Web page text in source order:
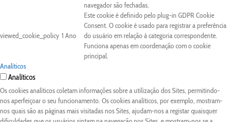
navegador são fechadas.
viewed_cookie_policy 1 Ano
Este cookie é definido pelo plug-in GDPR Cookie
Consent. O cookie é usado para registrar a preferência
do usuário em relação à categoria correspondente.
Funciona apenas em coordenação com o cookie
principal.
Analíticos
Analíticos
Os cookies analíticos coletam informações sobre a utilização dos Sites, permitindo-
nos aperfeiçoar o seu funcionamento. Os cookies analíticos, por exemplo, mostram-
nos quais são as páginas mais visitadas nos Sites, ajudam-nos a registar quaisquer